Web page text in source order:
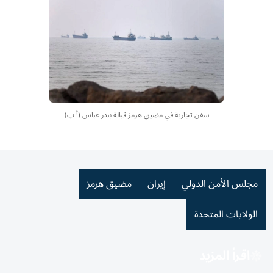
سفن تجارية في مضيق هرمز قبالة بندر عباس (أ ب)
مجلس الأمن الدولي إيران
مضيق هرمز
الولايات المتحدة